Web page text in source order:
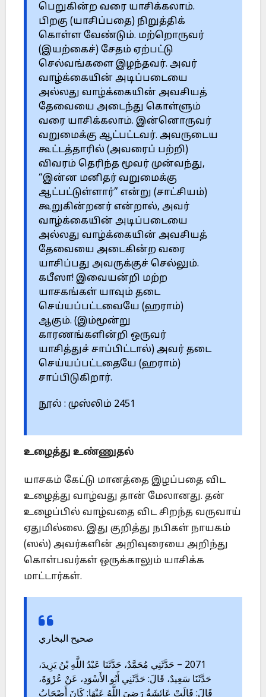
பெறுகின்ற வரை யாசிக்கலாம்.
பிறகு (யாசிப்பதை) நிறுத்திக்
கொள்ள வேண்டும். மற்றொருவர்
(இயற்கைச்) சேதம் ஏற்பட்டு
செல்வங்களை இழந்தவர். அவர்
வாழ்க்கையின் அடிப்படையை
அல்லது வாழ்க்கையின் அவசியத்
தேவையை அடைந்து கொள்ளும்
வரை யாசிக்கலாம். இன்னொருவர்
வறுமைக்கு ஆட்பட்டவர். அவருடைய
கூட்டத்தாரில் (அவரைப் பற்றி)
விவரம் தெரிந்த மூவர் முன்வந்து,
“இன்ன மனிதர் வறுமைக்கு
ஆட்பட்டுள்ளார்” என்று (சாட்சியம்)
கூறுகின்றனர் என்றால், அவர்
வாழ்க்கையின் அடிப்படையை
அல்லது வாழ்க்கையின் அவசியத்
தேவையை அடைகின்ற வரை
யாசிப்பது அவருக்குச் செல்லும்.
கபீஸா! இவையன்றி மற்ற
யாசகங்கள் யாவும் தடை
செய்யப்பட்டவையே (ஹராம்)
ஆகும். (இம்மூன்று
காரணங்களின்றி ஒருவர்
யாசித்துச் சாப்பிட்டால்) அவர் தடை
செய்யப்பட்டதையே (ஹராம்)
சாப்பிடுகிறார்.
நூல் : முஸ்லிம் 2451
உழைத்து உண்ணுதல்
யாசகம் கேட்டு மானத்தை இழப்பதை விட
உழைத்து வாழ்வது தான் மேலானது. தன்
உழைப்பில் வாழ்வதை விட சிறந்த வருவாய்
ஏதுமில்லை. இது குறித்து நபிகள் நாயகம்
(ஸல்) அவர்களின் அறிவுரையை அறிந்து
கொள்பவர்கள் ஒருக்காலும் யாசிக்க
மாட்டார்கள்.
صحيح البخاري
2071 – حَدَّثَنِي مُحَمَّدٌ، حَدَّثَنَا عَبْدُ اللَّهِ بْنُ يَزِيدَ،
حَدَّثَنَا سَعِيدٌ، قَالَ: حَدَّثَنِي أَبُو الأَسْوَدِ، عَنْ عُرْوَةَ،
قَالَ: قَالَتْ عَائِشَةُ رَضِيَ اللَّهُ عَنْهَا: كَانَ أَصْحَابُ